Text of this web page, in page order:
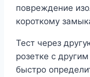
повреждение
короткому
Тест через
розетке с
быстро